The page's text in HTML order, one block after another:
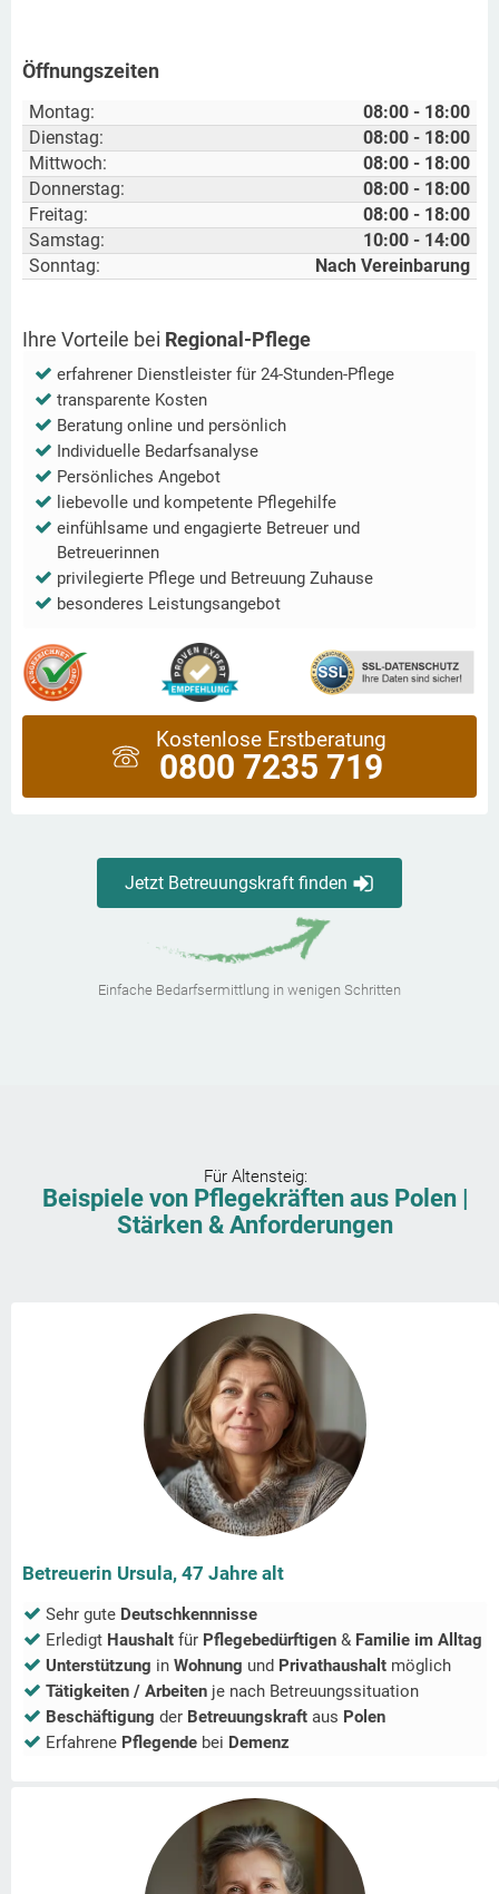
Öffnungszeiten
Montag:
08:00 - 18:00
Dienstag:
08:00 - 18:00
Mittwoch:
08:00 - 18:00
Donnerstag:
08:00 - 18:00
Freitag:
08:00 - 18:00
Samstag:
10:00 - 14:00
Sonntag:
Nach Vereinbarung
Ihre Vorteile bei Regional-Pflege
erfahrener Dienstleister für 24-Stunden-Pflege
transparente Kosten
Beratung online und persönlich
Individuelle Bedarfsanalyse
Persönliches Angebot
liebevolle und kompetente Pflegehilfe
einfühlsame und engagierte Betreuer und
Betreuerinnen
privilegierte Pflege und Betreuung Zuhause
besonderes Leistungsangebot
Kostenlose Erstberatung
0800 7235 719
Jetzt Betreuungskraft finden
Einfache Bedarfsermittlung in wenigen Schritten
Für Altensteig:
Beispiele von Pflegekräften aus Polen |
Stärken & Anforderungen
Betreuerin Ursula, 47 Jahre alt
Sehr gute Deutschkennnisse
Erledigt Haushalt für Pflegebedürftigen & Familie im Alltag
Unterstützung in Wohnung und Privathaushalt möglich
Tätigkeiten / Arbeiten je nach Betreuungssituation
Beschäftigung der Betreuungskraft aus Polen
Erfahrene Pflegende bei Demenz